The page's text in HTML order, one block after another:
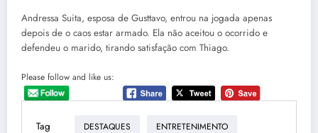
Andressa Suita, esposa de Gusttavo, entrou na jogada apenas
depois de o caos estar armado. Ela não aceitou o ocorrido e
defendeu o marido, tirando satisfação com Thiago.
Please follow and like us:
Tag DESTAQUES ENTRETENIMENTO